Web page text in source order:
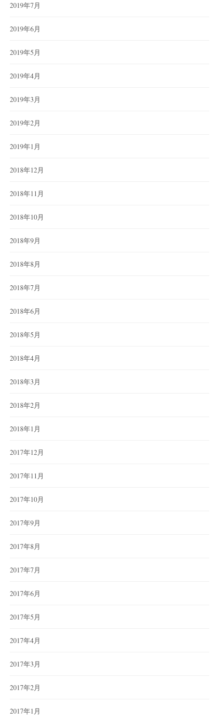
2019年7月
2019年6月
2019年5月
2019年4月
2019年3月
2019年2月
2019年1月
2018年12月
2018年11月
2018年10月
2018年9月
2018年8月
2018年7月
2018年6月
2018年5月
2018年4月
2018年3月
2018年2月
2018年1月
2017年12月
2017年11月
2017年10月
2017年9月
2017年8月
2017年7月
2017年6月
2017年5月
2017年4月
2017年3月
2017年2月
2017年1月